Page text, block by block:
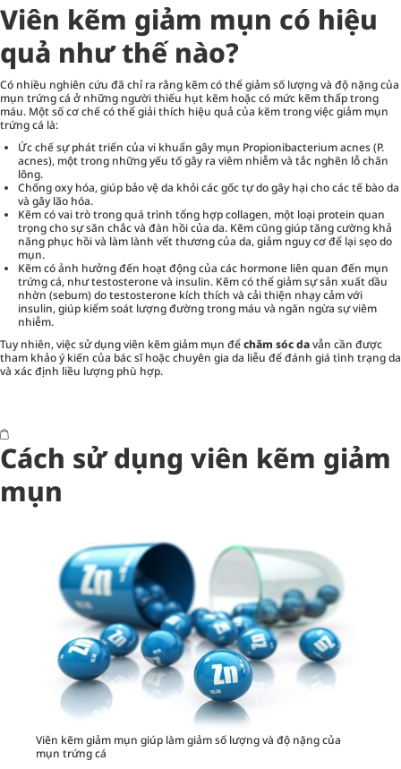
Viên kẽm giảm mụn có hiệu
quả như thế nào?
Có nhiều nghiên cứu đã chỉ ra rằng kẽm có thể giảm số lượng và độ nặng của
mụn trứng cá ở những người thiếu hụt kẽm hoặc có mức kẽm thấp trong
máu. Một số cơ chế có thể giải thích hiệu quả của kẽm trong việcgiảm mụn
trứng cá là:
Ức chế sự phát triển của vi khuẩn gây mụn Propionibacterium acnes (P.
acnes), một trong những yếu tố gây ra viêm nhiễm và tắc nghẽn lỗ chân
lông.
Chống oxy hóa, giúp bảo vệ da khỏi các gốc tự do gây hại cho các tế bào da
và gây lão hóa.
Kẽm có vai trò trong quá trình tổng hợp collagen, một loại protein quan
trọng cho sự săn chắc và đàn hồi của da. Kẽm cũng giúp tăng cường khả
năng phục hồi và làm lành vết thương của da, giảm nguy cơ để lại sẹo do
mụn.
Kẽm có ảnh hưởng đến hoạt động của các hormone liên quan đến mụn
trứng cá, như testosterone và insulin. Kẽm có thể giảm sự sản xuất dầu
nhờn (sebum) do testosterone kích thích và cải thiện nhạy cảm với
insulin, giúp kiểm soát lượng đường trong máu và ngăn ngừa sự viêm
nhiễm.
Tuy nhiên, việc sử dụng viên kẽm giảm mụn đểchăm sóc davẫn cần được
tham khảo ý kiến của bác sĩ hoặc chuyên gia da liễu để đánh giá tình trạng da
và xác định liều lượng phù hợp.
Cách sử dụng viên kẽm giảm
mụn
Viên kẽm giảm mụn giúp làm giảm số lượng và độ nặng của
mụn trứng cá